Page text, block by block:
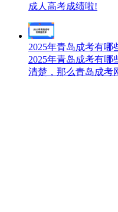
成人高考成绩啦!
2025年青岛成考有哪
2025年青岛成考有哪
清楚，那么青岛成考